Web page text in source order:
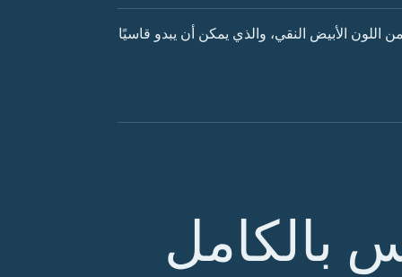
اللون الأبيض النقي، والذي يمكن أن يبدو قاسيًا
بالكامل